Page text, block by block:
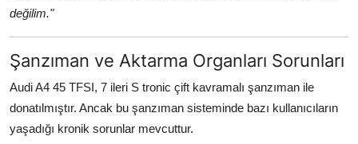
değilim."
Şanzıman ve Aktarma Organları Sorunları
Audi A4 45 TFSI, 7 ileri S tronic çift kavramalı şanzıman ile
donatılmıştır. Ancak bu şanzıman sisteminde bazı kullanıcıların
yaşadığı kronik sorunlar mevcuttur.